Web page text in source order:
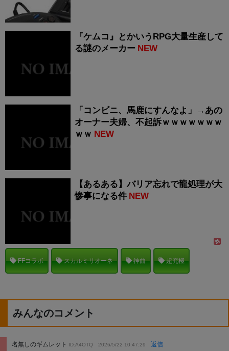
『ケムコ』とかいうRPG大量生産して
る謎のメーカー NEW
「コンビニ、馬鹿にすんなよ」→あの
オーナー夫婦、不起訴ｗｗｗｗｗｗｗ
ｗｗ NEW
【あるある】バリア忘れで龍処理が大
惨事になる件 NEW
FFコラボ スカルミリオーネ 神曲 超究極
みんなのコメント
名無しのギムレット ID:A4OTQ 2026/5/22 10:47:29 返信